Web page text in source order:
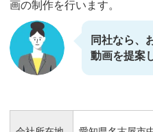
画の制作を行います。
同社なら、
動画を提案